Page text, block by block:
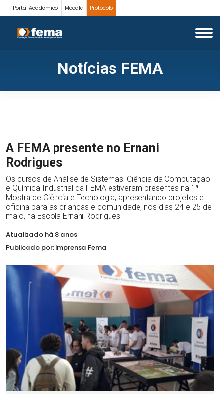
Portal Acadêmico Moodle Protocolo
Notícias FEMA
A FEMA presente no Ernani
Rodrigues
Os cursos de Análise de Sistemas, Ciência da Computação
e Química Industrial da FEMA estiveram presentes na 1ª
Mostra de Ciência e Tecnologia, apresentando projetos e
oficina para as crianças e comunidade, nos dias 24 e 25 de
maio, na Escola Ernani Rodrigues
Atualizado há 8 anos
Publicado por: Imprensa Fema